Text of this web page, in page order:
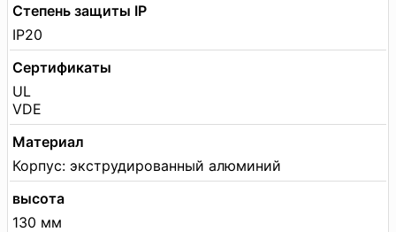
Степень защиты IP
IP20
Сертификаты
UL
VDE
Материал
Корпус: экструдированный алюминий
высота
130 мм